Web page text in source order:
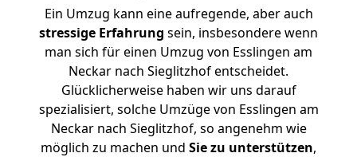
Ein Umzug kann eine aufregende, aber auch
stressige Erfahrung sein, insbesondere wenn
man sich für einen Umzug von Esslingen am
Neckar nach Sieglitzhof entscheidet.
Glücklicherweise haben wir uns darauf
spezialisiert, solche Umzüge von Esslingen am
Neckar nach Sieglitzhof, so angenehm wie
möglich zu machen und Sie zu unterstützen,